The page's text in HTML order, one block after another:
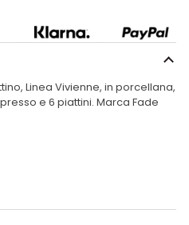
Linea Vivienne, in porcellana,
e 6 piattini. Marca Fade